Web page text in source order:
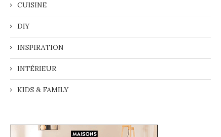
CUISINE
DIY
INSPIRATION
INTÉRIEUR
KIDS & FAMILY